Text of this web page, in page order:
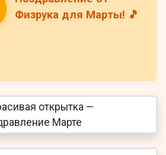
Физрука для Марты! 🎵